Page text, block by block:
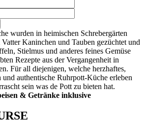
wurden in heimischen Schrebergärten
Kaninchen und Tauben gezüchtet und
Stielmus und anderes feines Gemüse
Rezepte aus der Vergangenheit in
Für all diejenigen, welche herzhaftes,
und authentische Ruhrpott-Küche erleben
sein was de Pott zu bieten hat.
& Getränke inklusive